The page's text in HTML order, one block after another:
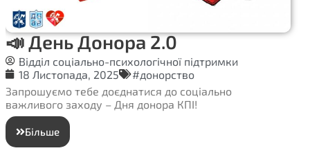
📣 День Донора 2.0
Відділ соціально-психологічної підтримки
18 Листопада, 2025
#донорство
Запрошуємо тебе доєднатися до соціально
важливого заходу – Дня донора КПІ!
Більше